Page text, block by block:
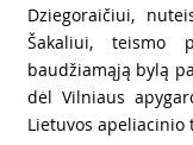
Dziegoraičiui,
Šakaliui, teismo
baudžiamąją bylą
dėl Vilniaus
Lietuvos apeliacinio